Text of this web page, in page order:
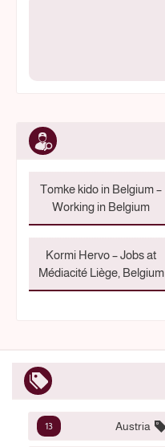
Tomke kido in Belgium –
Working in Belgium
Kormi Hervo – Jobs at
Médiacité Liège, Belgium
Austria
13